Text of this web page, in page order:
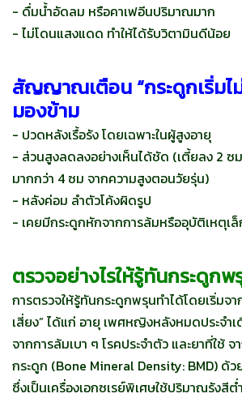
- ดื่มน้ำอัดลม หรือคาเฟอีนปริมาณมาก
- ไม่โดนแสงแดด ทำให้ได้รับวิตามินดีน้อย
สัญญาณเตือน “กระดูกเริ่มไม่
มองข้าม
- ปวดหลังเรื้อรัง โดยเฉพาะในผู้สูงอายุ
- ส่วนสูงลดลงอย่างเห็นได้ชัด (เตี้ยลง 2 ซม
มากกว่า 4 ซม จากความสูงตอนวัยรุ่น)
- หลังค่อม ลำตัวโค้งผิดรูป
- เคยมีกระดูกหักจากการล้มหรืออุบัติเหตุเ
ตรวจอย่างไรให้รู้ทันกระดูกพ
การตรวจให้รู้ทันกระดูกพรุนทำได้โดยเริ่มจา
เสี่ยง” ได้แก่ อายุ เพศหญิงหลังหมดประจำ
จากการล้มเบา ๆ โรคประจำตัว และยาที่ใช้
กระดูก (Bone Mineral Density: BMD) ด้ว
ซึ่งเป็นเครื่องเอกซเรย์พิเศษใช้ปริมาณรังสี